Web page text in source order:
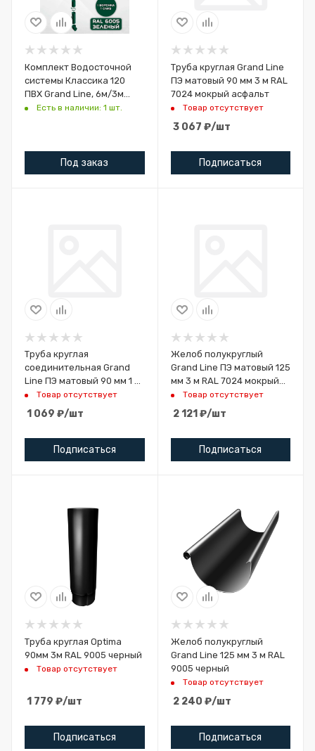
Комплект Водосточной
системы Классика 120
ПВХ Grand Line, 6м/3м
зелёный (RAL 6005)
Есть в наличии: 1 шт.
Под заказ
Труба круглая Grand Line
ПЭ матовый 90 мм 3 м RAL
7024 мокрый асфальт
Товар отсутствует
3 067 ₽/шт
Подписаться
Труба круглая
соединительная Grand
Line ПЭ матовый 90 мм 1 м
RAL 7024 мокрый асфальт
Товар отсутствует
1 069 ₽/шт
Подписаться
Желоб полукруглый
Grand Line ПЭ матовый 125
мм 3 м RAL 7024 мокрый
асфальт
Товар отсутствует
2 121 ₽/шт
Подписаться
Труба круглая Optima
90мм 3м RAL 9005 черный
Товар отсутствует
1 779 ₽/шт
Подписаться
Желоб полукруглый
Grand Line 125 мм 3 м RAL
9005 черный
Товар отсутствует
2 240 ₽/шт
Подписаться